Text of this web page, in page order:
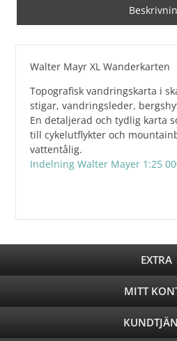
Walter Mayr XL Wanderkarten
Topografisk vandringskarta i
stigar, vandringsleder,
En detaljerad och tydlig karta
till cykelutflykter och
vattentålig.
Indelning Walter Mayer 1:25
EXTRA
MITT